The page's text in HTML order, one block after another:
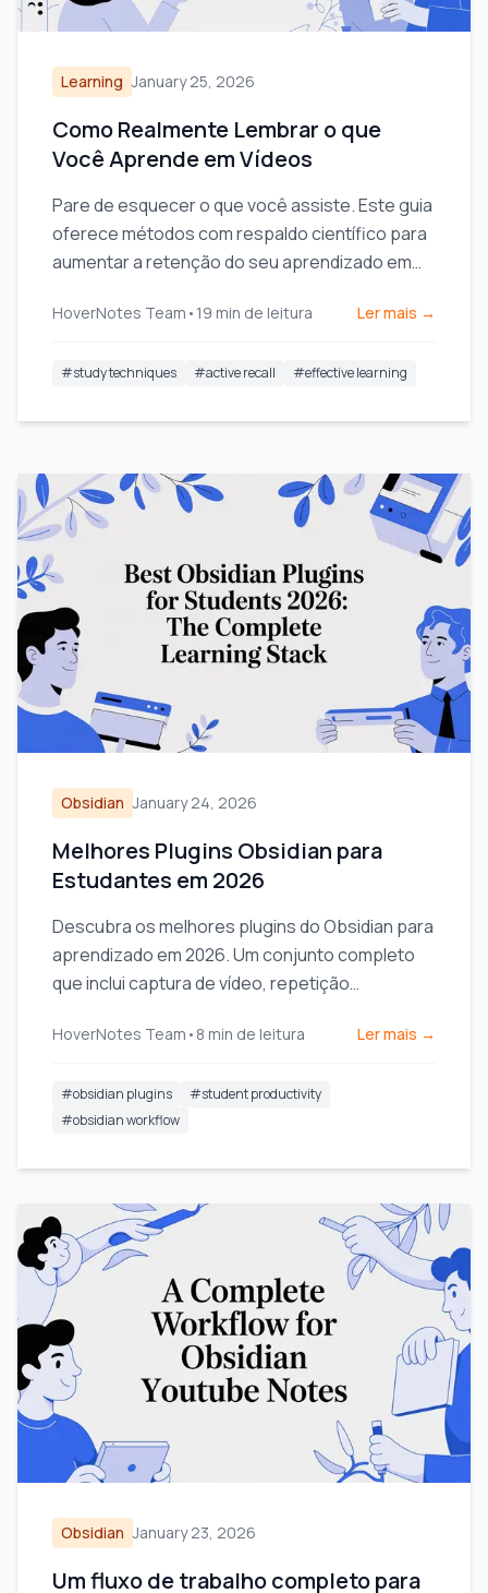
Learning January 25, 2026
Como Realmente Lembrar o que
Você Aprende em Vídeos
Pare de esquecer o que você assiste. Este guia
oferece métodos com respaldo científico para
aumentar a retenção do seu aprendizado em
mais inteligentes.
HoverNotes Team • 19 min de leitura Ler mais →
#study techniques #active recall #effective learning
Obsidian January 24, 2026
Melhores Plugins Obsidian para
Estudantes em 2026
Descubra os melhores plugins do Obsidian para
aprendizado em 2026. Um conjunto completo
que inclui captura de vídeo, repetição
estudantes.
HoverNotes Team • 8 min de leitura Ler mais →
#obsidian plugins #student productivity
#obsidian workflow
Obsidian January 23, 2026
Um fluxo de trabalho completo para